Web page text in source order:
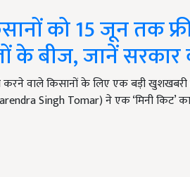
को 15 जून तक
बीज, जानें सरकार
वाले किसानों के लिए एक बड़ी खुशखबरी
Singh Tomar) ने एक ‘मिनी किट’